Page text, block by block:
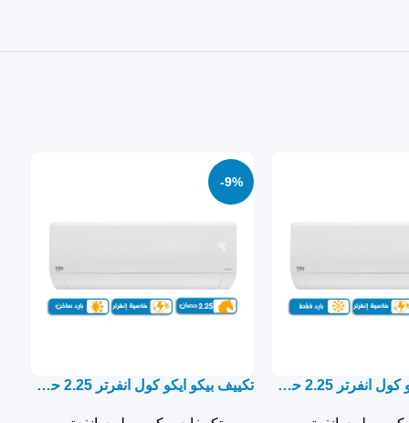
تكييف بيكو ايكو كول انفرتر 2.25 حصان بارد فقط – سبليت
-9%
تكييف بيكو ايكو كول انفرتر 2.25 حصان بارد ساخن – سبليت